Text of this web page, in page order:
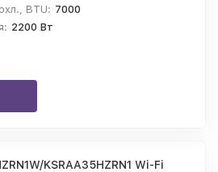
BTU: 7000
2200 Вт
KSRAA35HZRN1 Wi-Fi